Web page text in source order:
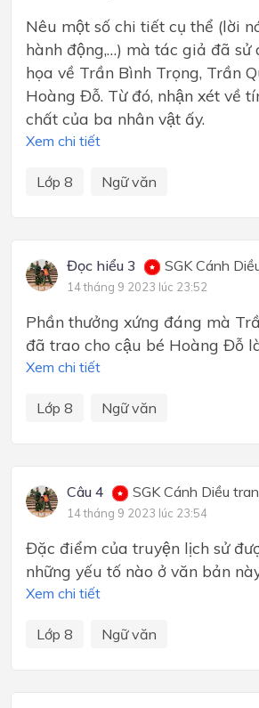
Nêu một số chi tiết cụ thể (lời
hành động,…) mà tác giả đã sử
họa về Trần Bình Trọng, Trần
Hoàng Đỗ. Từ đó, nhận xét về
chất của ba nhân vật ấy.
Xem chi tiết
Lớp 8 Ngữ văn
Đọc hiểu 3 SGK Cánh
14 tháng 9 2023 lúc 23:52
Phần thưởng xứng đáng mà
đã trao cho cậu bé Hoàng Đỗ
Xem chi tiết
Lớp 8 Ngữ văn
Câu 4 SGK Cánh Diều
14 tháng 9 2023 lúc 23:54
Đặc điểm của truyện lịch sử
những yếu tố nào ở văn bản
Xem chi tiết
Lớp 8 Ngữ văn